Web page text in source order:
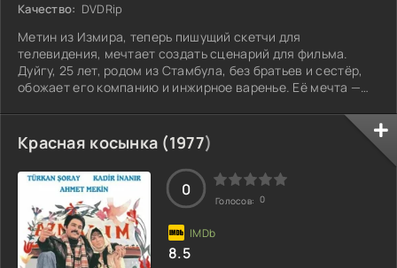
Качество: DVDRip
Метин из Измира, теперь пишущий скетчи для
телевидения, мечтает создать сценарий для фильма.
Дуйгу, 25 лет, родом из Стамбула, без братьев и сестёр,
обожает его компанию и инжирное варенье. Её мечта —
фраза «Без секса» обретёт смысл лишь позже, когда их
отношения примут неожиданный оборот. Как же они
смогут понять друг друга?
Красная косынка (1977)
0
Голосов: 0
8.5